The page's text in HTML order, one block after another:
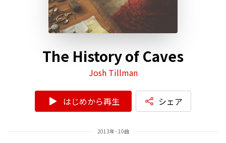
The History of Caves
Josh Tillman
はじめから再生 シェア
2013年 - 10曲